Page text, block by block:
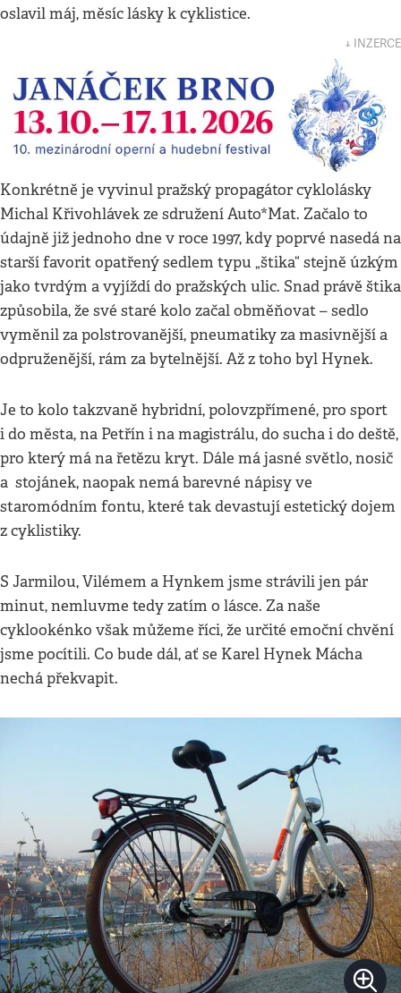
oslavil máj, měsíc lásky k cyklistice.
↓ INZERCE
Konkrétně je vyvinul pražský propagátor cyklolásky
Michal Křivohlávek ze sdružení Auto*Mat. Začalo to
údajně již jednoho dne v roce 1997, kdy poprvé nasedá na
starší favorit opatřený sedlem typu „štika“ stejně úzkým
jako tvrdým a vyjíždí do pražských ulic. Snad právě štika
způsobila, že své staré kolo začal obměňovat – sedlo
vyměnil za polstrovanější, pneumatiky za masivnější a
odpruženější, rám za bytelnější. Až z toho byl Hynek.
Je to kolo takzvaně hybridní, polovzpřímené, pro sport
i do města, na Petřín i na magistrálu, do sucha i do deště,
pro který má na řetězu kryt. Dále má jasné světlo, nosič
a stojánek, naopak nemá barevné nápisy ve
staromódním fontu, které tak devastují estetický dojem
z cyklistiky.
S Jarmilou, Vilémem a Hynkem jsme strávili jen pár
minut, nemluvme tedy zatím o lásce. Za naše
cyklookénko však můžeme říci, že určité emoční chvění
jsme pocítili. Co bude dál, ať se Karel Hynek Mácha
nechá překvapit.